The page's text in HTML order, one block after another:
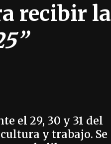
recibir la
el 29, 30 y 31 del
y trabajo. Se